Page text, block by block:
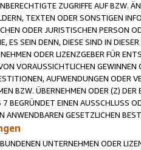
ZUGRIFFE AUF BZW.
TEXTEN ODER SONSTIGEN
ODER JURISTISCHEN PERSON
ES SEIN DENN, DIESE SIND IN
ODER LIZENZGEBER FÜR
VORAUSSICHTLICHEN
AUFWENDUNGEN ODER
BZW. ÜBERNEHMEN ODER (Z)
BEGRÜNDET EINEN AUSSCHLUSS
ANWENDBAREN GESETZLICHEN
UNTERNEHMEN ODER